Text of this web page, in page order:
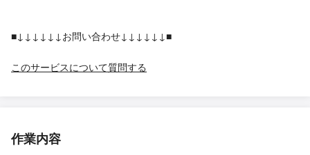
■↓↓↓↓↓↓お問い合わせ↓↓↓↓↓↓■
このサービスについて質問する
作業内容